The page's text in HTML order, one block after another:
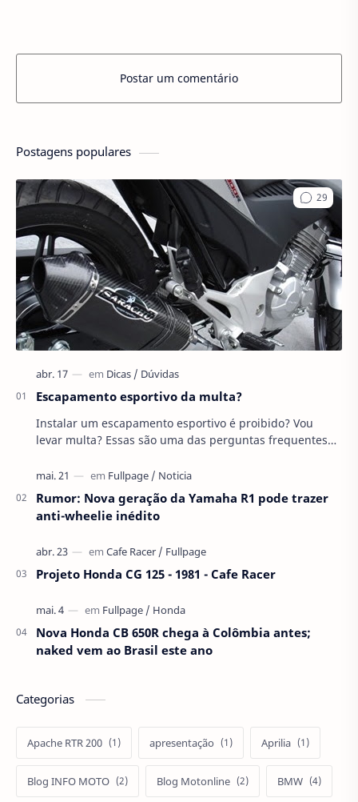
Postar um comentário
Postagens populares
Escapamento esportivo da multa?
Instalar um escapamento esportivo é proibido? Vou
levar multa? Essas são uma das perguntas frequentes
Rumor: Nova geração da Yamaha R1 pode trazer
anti-wheelie inédito
Projeto Honda CG 125 - 1981 - Cafe Racer
Nova Honda CB 650R chega à Colômbia antes;
naked vem ao Brasil este ano
Categorias
Apache RTR 200 apresentação Aprilia
Blog INFO MOTO Blog Motonline BMW